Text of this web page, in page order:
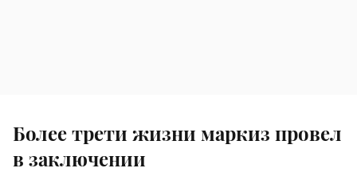
Более трети жизни маркиз провел
в заключении